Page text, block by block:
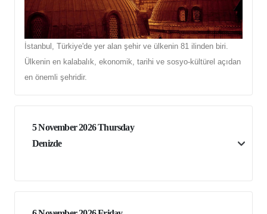
İstanbul, Türkiye'de yer alan şehir ve ülkenin 81 ilinden biri.
Ülkenin en kalabalık, ekonomik, tarihi ve sosyo-kültürel açıdan
en önemli şehridir.
5 November 2026 Thursday
Denizde